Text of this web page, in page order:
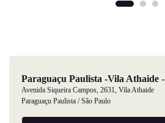
Paraguaçu Paulista -Vila Athaide
Avenida Siqueira Campos, 2631, Vila Athaide
Paraguaçu Paulista / São Paulo